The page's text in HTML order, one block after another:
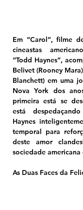
Em “Carol”, filme
cineastas
“Todd Haynes”,
Belivet (Rooney
Blanchett) em uma
Nova York dos
primeira está se
está
Haynes
temporal para
deste amor
sociedade americana
As Duas Faces da